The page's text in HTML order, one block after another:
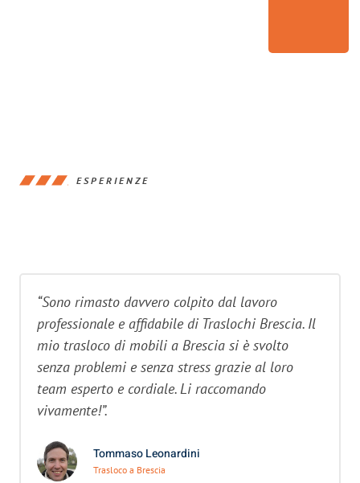
ESPERIENZE
“Sono rimasto davvero colpito dal lavoro
professionale e affidabile di Traslochi Brescia. Il
mio trasloco di mobili a Brescia si è svolto
senza problemi e senza stress grazie al loro
team esperto e cordiale. Li raccomando
vivamente!”.
Tommaso Leonardini
Trasloco a Brescia